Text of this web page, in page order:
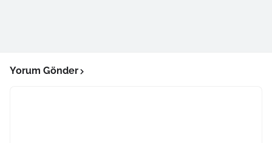
Yorum Gönder